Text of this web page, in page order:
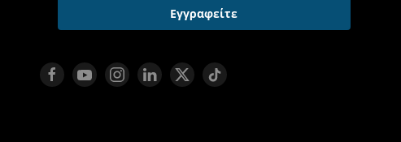
Εγγραφείτε